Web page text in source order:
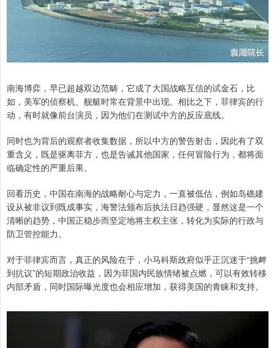
南海博弈，早已超越双边范畴，它成了大国战略互信的试金石，比
如，美军的侦察机、舰艇时常在背景中出现。相比之下，菲律宾的行
动，有时就像前台演员，因为他们在测试中方的反应底线。
同时也为背后的观察者收集数据，所以中方的警告射击，因此有了双
重含义，既是驱离菲方，也是告诫其他国家，任何冒险行为，都将面
临确定性的严重后果。
回看历史，中国在南海的战略耐心与定力，一直被低估，例如岛礁建
设从被非议到既成事实，海警法颁布后执法日趋强硬，显然这是一个
清晰的趋势，中国正稳步而坚定地将主权主张，转化为实际的行政与
防卫管控能力。
对于菲律宾而言，真正的风险在于，小马科斯政府似乎正沉迷于“挑衅
到抗议”的短期政治收益，因为菲国内民族情绪被点燃，可以有效转移
内部矛盾，同时国际曝光度也会相应增加，获得美国的青睐和支持。